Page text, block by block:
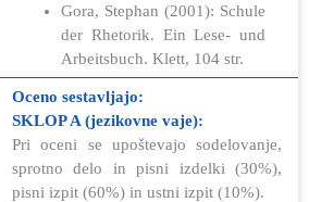
Gora, Stephan (2001): Schule
der Rhetorik. Ein Lese- und
Arbeitsbuch. Klett, 104 str.
Oceno sestavljajo:
SKLOP A (jezikovne vaje):
Pri oceni se upoštevajo sodelovanje,
sprotno delo in pisni izdelki (30%),
pisni izpit (60%) in ustni izpit (10%).